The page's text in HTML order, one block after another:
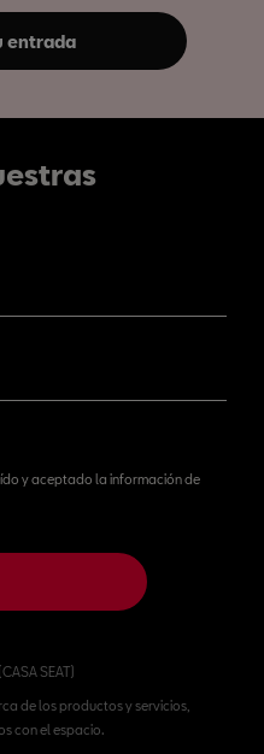
entrada
y aceptado la información de
SEAT)
de los productos y servicios,
con el espacio.